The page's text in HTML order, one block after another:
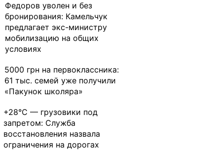
Федоров уволен и без
бронирования: Камельчук
предлагает экс-министру
мобилизацию на общих
условиях
5000 грн на первоклассника:
61 тыс. семей уже получили
«Пакунок школяра»
+28°C — грузовики под
запретом: Служба
восстановления назвала
ограничения на дорогах